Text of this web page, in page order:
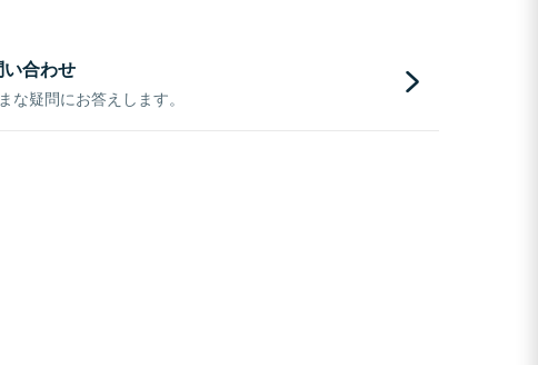
合わせ
な疑問にお答えします。